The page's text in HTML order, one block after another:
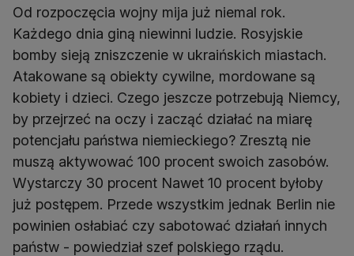
Od rozpoczęcia wojny mija już niemal rok.
Każdego dnia giną niewinni ludzie. Rosyjskie
bomby sieją zniszczenie w ukraińskich miastach.
Atakowane są obiekty cywilne, mordowane są
kobiety i dzieci. Czego jeszcze potrzebują Niemcy,
by przejrzeć na oczy i zacząć działać na miarę
potencjału państwa niemieckiego? Zresztą nie
muszą aktywować 100 procent swoich zasobów.
Wystarczy 30 procent Nawet 10 procent byłoby
już postępem. Przede wszystkim jednak Berlin nie
powinien osłabiać czy sabotować działań innych
państw - powiedział szef polskiego rządu.